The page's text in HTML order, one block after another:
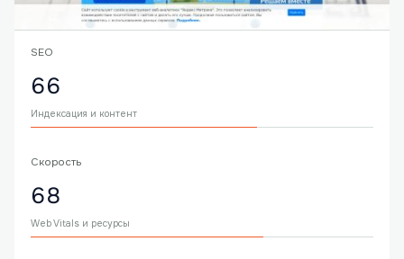
SEO
66
Индексация и контент
Скорость
68
Web Vitals и ресурсы